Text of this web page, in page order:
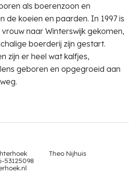
als boerenzoon en
de koeien en paarden. In 1997 is
naar Winterswijk gekomen,
boerderij zijn gestart.
zijn er heel wat kalfjes,
geboren en opgegroeid aan
Achterhoek Theo Nijhuis
53125098